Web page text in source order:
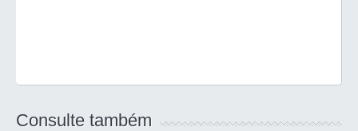
Consulte também